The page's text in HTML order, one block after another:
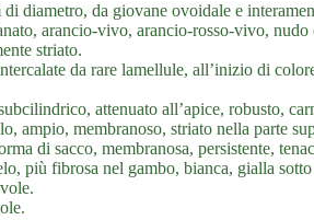
di diametro, da giovane ovoidale e
arancio-vivo, arancio-rosso-vivo,
striato.
da rare lamellule, all’inizio di
attenuato all’apice, robusto,
ampio, membranoso, striato nella parte
di sacco, membranosa, persistente,
più fibrosa nel gambo, bianca, gialla